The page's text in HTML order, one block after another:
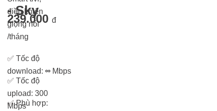
điều khiển
giọng nói
- Sky
239.000 đ
/tháng
✅ Tốc độ
download: ∞ Mbps
✅ Tốc độ
upload: 300
Mbps
✅Phù hợp: